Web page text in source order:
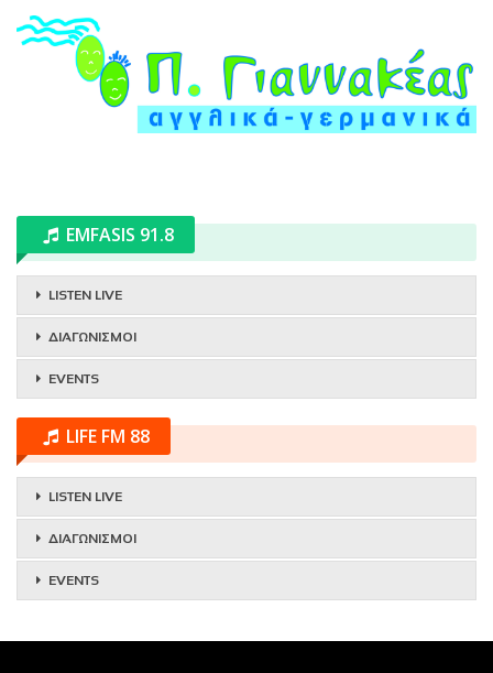
EMFASIS 91.8
LISTEN LIVE
ΔΙΑΓΩΝΙΣΜΟΙ
EVENTS
LIFE FM 88
LISTEN LIVE
ΔΙΑΓΩΝΙΣΜΟΙ
EVENTS